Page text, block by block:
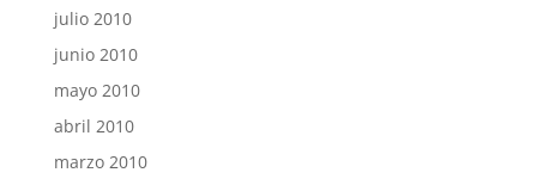
julio 2010
junio 2010
mayo 2010
abril 2010
marzo 2010